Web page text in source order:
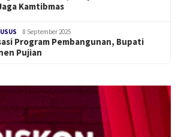
Kamtibmas
8 September 2025
Program Pembangunan, Bupati
Pujian